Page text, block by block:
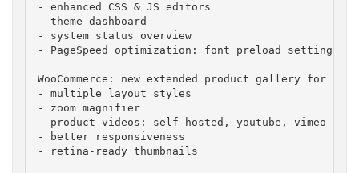
- enhanced CSS & JS editors
- theme dashboard
- system status overview
- PageSpeed optimization: font preload settings
WooCommerce: new extended product gallery for
- multiple layout styles
- zoom magnifier
- product videos: self-hosted, youtube, vimeo
- better responsiveness
- retina-ready thumbnails